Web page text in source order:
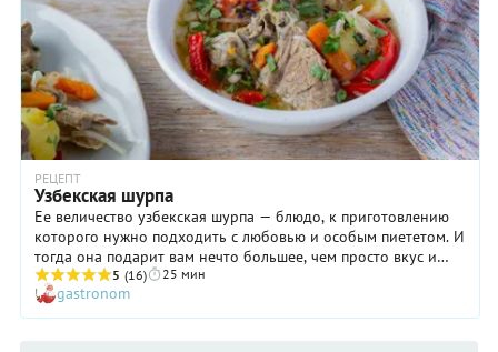
РЕЦЕПТ
Узбекская шурпа
Ее величество узбекская шурпа — блюдо, к приготовлению
которого нужно подходить с любовью и особым пиететом. И
тогда она подарит вам нечто большее, чем просто вкус и
аромат — возможность прикоснуться к традициям. А ведь
случается, что кто-то приготовит суп из баранины, лука,
моркови, картофеля и помидоров, а потом назовет его
5 (16) 25 мин
gastronom